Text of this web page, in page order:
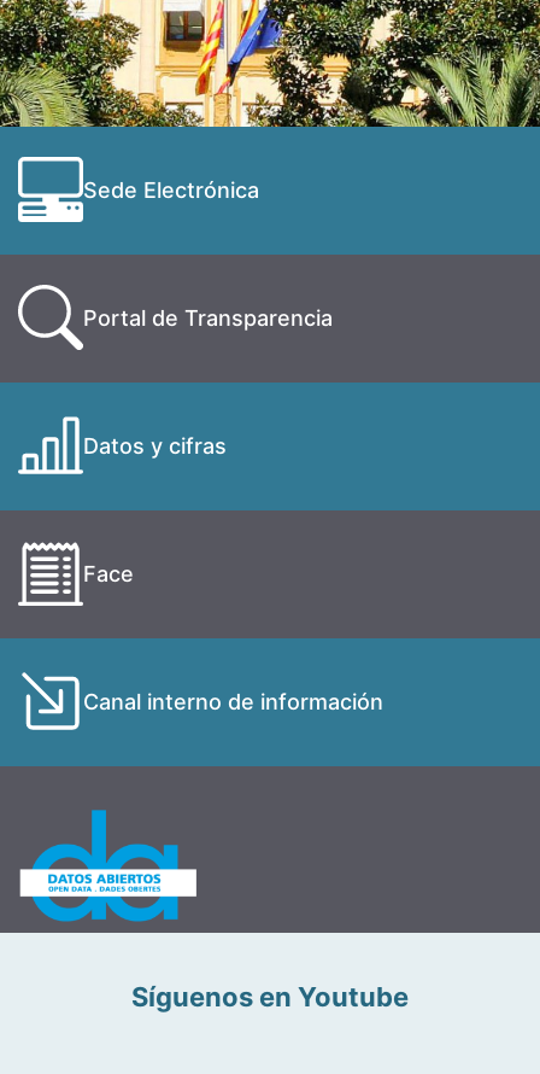
Sede Electrónica
Portal de Transparencia
Datos y cifras
Face
Canal interno de información
Síguenos en Youtube